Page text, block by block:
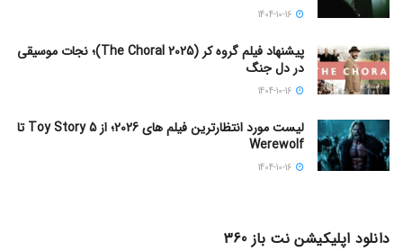
پیشنهاد فیلم گروه کر (The Choral 2025)؛ نجات موسیقی
در دل جنگ
لیست مورد انتظارترین فیلم های 2026؛ از Toy Story 5 تا
Werewolf
دانلود اپلیکیشن نت باز 360